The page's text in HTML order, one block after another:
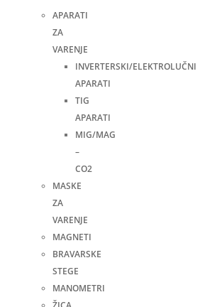
APARATI
ZA
VARENJE
INVERTERSKI/ELEKTROLUČNI
APARATI
TIG
APARATI
MIG/MAG
–
CO2
MASKE
ZA
VARENJE
MAGNETI
BRAVARSKE
STEGE
MANOMETRI